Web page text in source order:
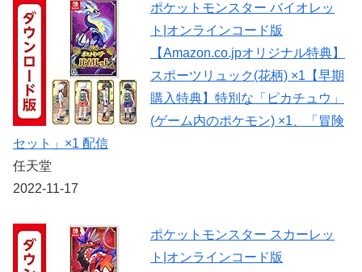
ポケットモンスター バイオレッ
ト|オンラインコード版
【Amazon.co.jpオリジナル特典】
スポーツリュック(花柄) ×1【早期
購入特典】特別な「ピカチュウ」
(ゲーム内のポケモン) ×1、「冒険
セット」×1 配信
任天堂
2022-11-17
ポケットモンスター スカーレッ
ト|オンラインコード版